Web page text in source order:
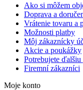
Ako si môžem
Doprava a
Vrátenie tovaru a
Možnosti platby
Môj zákaznícky
Akcie a poukážky
Potrebujete ďalšiu
Firemní zákazníci
Moje konto